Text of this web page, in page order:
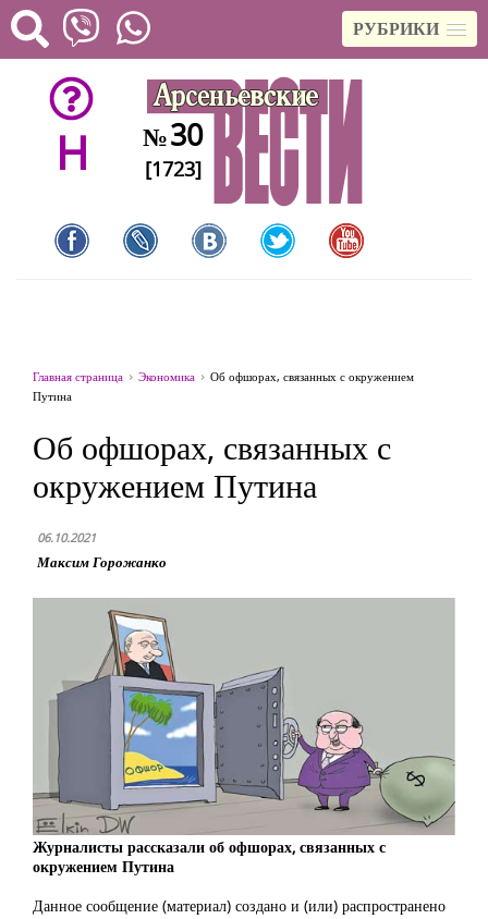
РУБРИКИ
H №30
[1723]
Главная страница Экономика
Об офшорах, связанных с окружением
Путина
Об офшорах, связанных с
окружением Путина
06.10.2021
Максим Горожанко
Журналисты рассказали об офшорах, связанных с
окружением Путина
Данное сообщение (материал) создано и (или) распространено